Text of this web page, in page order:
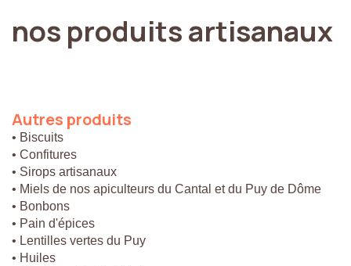
nos produitsartisanaux
Autres produits
• Biscuits
• Confitures
• Sirops artisanaux
• Miels de nos apiculteurs du Cantal et du Puy de Dôme
• Bonbons
• Pain d'épices
• Lentilles vertes du Puy
• Huiles